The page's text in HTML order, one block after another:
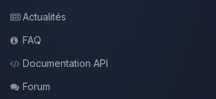
Actualités
FAQ
Documentation API
Forum